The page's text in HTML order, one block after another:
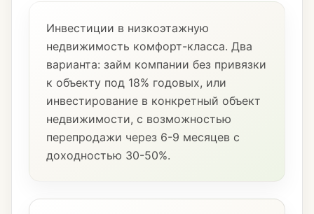
Инвестиции в низкоэтажную
недвижимость комфорт-класса. Два
варианта: займ компании без привязки
к объекту под 18% годовых, или
инвестирование в конкретный объект
недвижимости, с возможностью
перепродажи через 6-9 месяцев с
доходностью 30-50%.